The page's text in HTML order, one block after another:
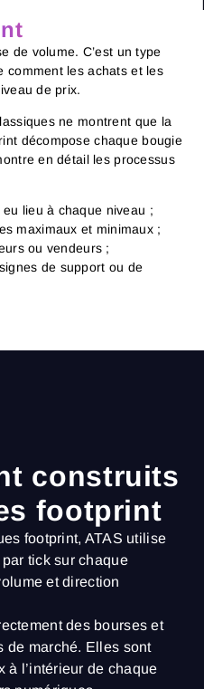
de volume. C’est un type
comment les achats et les
de prix.
ne montrent que la
décompose chaque bougie
en détail les processus
lieu à chaque niveau ;
maximaux et minimaux ;
ou vendeurs ;
de support ou de
construits
footprint
footprint, ATAS utilise
tick sur chaque
et direction
des bourses et
de marché. Elles sont
à l’intérieur de chaque